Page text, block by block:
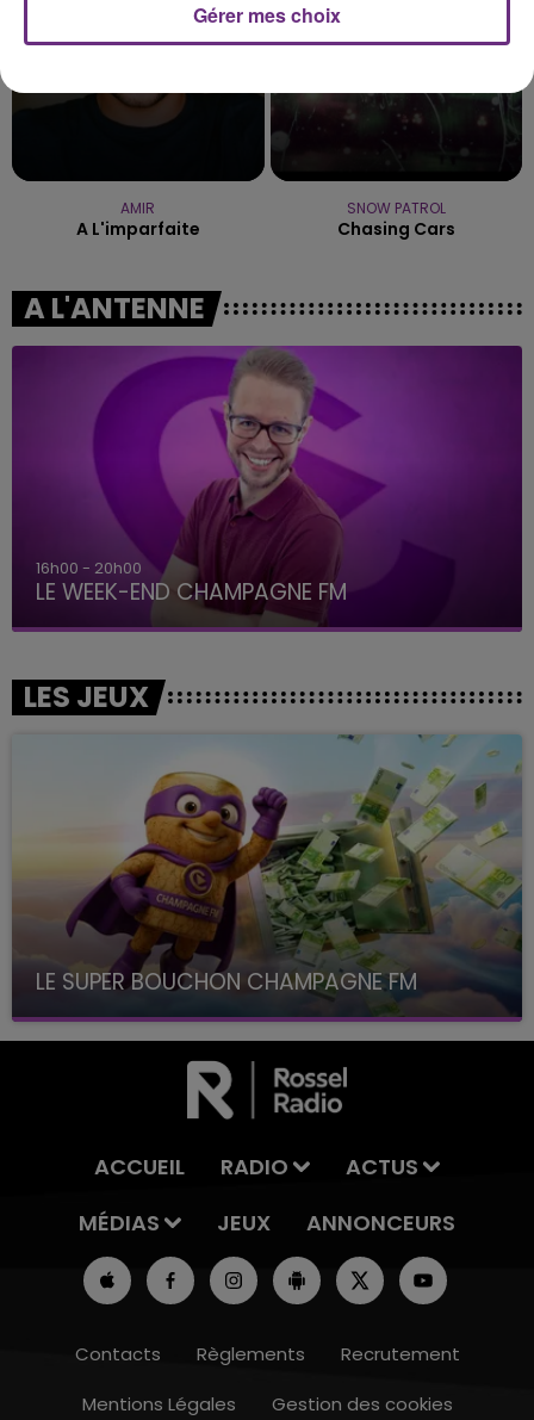
AMIR
A L'imparfaite
SNOW PATROL
Chasing Cars
A L'ANTENNE
16h00 - 20h00
LE WEEK-END CHAMPAGNE FM
LES JEUX
LE SUPER BOUCHON CHAMPAGNE FM
avec La Famille Champagne FM, à 8H10
ACCUEIL RADIO
ACTUS
MÉDIAS
JEUX ANNONCEURS
Contacts Règlements
Recrutement
Mentions Légales
Gestion des cookies
Gérer mes choix